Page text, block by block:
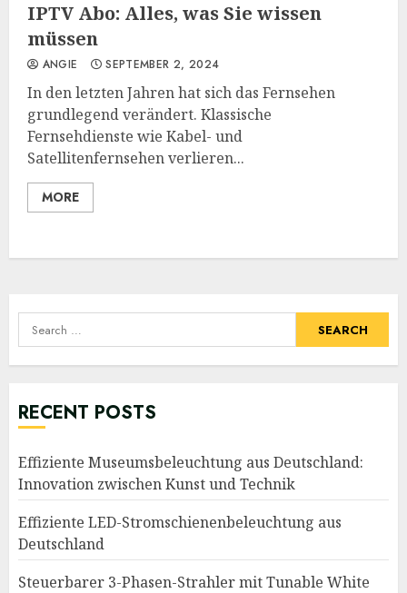
IPTV Abo: Alles, was Sie wissen
müssen
ANGIE SEPTEMBER 2, 2024
In den letzten Jahren hat sich das Fernsehen
grundlegend verändert. Klassische
Fernsehdienste wie Kabel- und
Satellitenfernsehen verlieren...
MORE
Search
for:
RECENT POSTS
Effiziente Museumsbeleuchtung aus Deutschland:
Innovation zwischen Kunst und Technik
Effiziente LED-Stromschienenbeleuchtung aus
Deutschland
Steuerbarer 3-Phasen-Strahler mit Tunable White